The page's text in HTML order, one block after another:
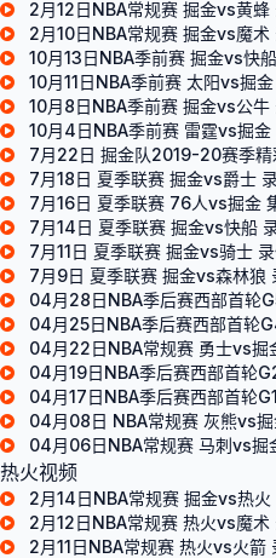
2月12日NBA常规赛 掘金vs黄蜂
2月10日NBA常规赛 掘金vs魔术
10月13日NBA季前赛 掘金vs快
10月11日NBA季前赛 太阳vs掘
10月8日NBA季前赛 掘金vs公牛
10月4日NBA季前赛 雷霆vs掘金
7月22日 掘金队2019-20赛季精
7月18日 夏季联赛 掘金vs爵士
7月16日 夏季联赛 76人vs掘金
7月14日 夏季联赛 掘金vs快船
7月11日 夏季联赛 掘金vs骑士
7月9日 夏季联赛 掘金vs森林狼
04月28日NBA季后赛西部首轮
04月25日NBA季后赛西部首轮
04月22日NBA常规赛 勇士vs掘
04月19日NBA季后赛西部首轮
04月17日NBA季后赛西部首轮
04月08日 NBA常规赛 灰熊vs掘
04月06日NBA常规赛 马刺vs掘
热火视频
2月14日NBA常规赛 掘金vs热火
2月12日NBA常规赛 热火vs魔术
2月11日NBA常规赛 热火vs火箭